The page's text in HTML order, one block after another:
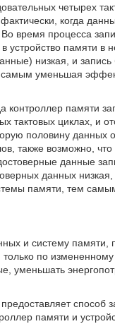
четырех
когда
время процесса
устройство памяти в
низкая, и
самым уменьшая
контроллер памяти
тактовых циклах, и
половину данных
также возможно,
данные
данных
памяти, тем
и систему памяти,
по
уменьшать
способ
памяти и